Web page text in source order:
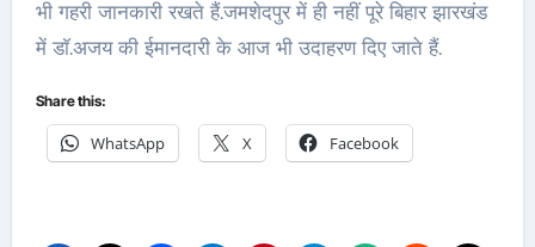
भी गहरी जानकारी रखते हैं.जमशेदपुर में ही नहीं पूरे बिहार झारखंड
में डाॅ.अजय की ईमानदारी के आज भी उदाहरण दिए जाते हैं.
Share this:
WhatsApp X Facebook